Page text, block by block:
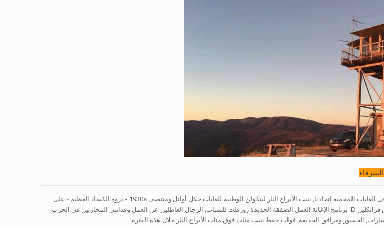
مثل العديد من أبراج المراقبة لا يزال قائما في الغابات المحمية اتحاديا, بنيت الأبراج النار لينكولن الوطنية للغابات خلال أوائل ومنتصف 1930s - ذروة الكساد العظيم - على
أيدي أفراد من فيلق الخدمة المدنية, الرئيس فرانكلين D. برنامج الإغاثة العمل الصفقة الجديدة روزفلت للشباب, الرجال العاطلين عن العمل وقدامى المحاربين في الحرب
الجسور ومرافق الحديقة, قوات حفظ بنيت مئات فوق مئات الأبراج النار خلال هذه الفترة.